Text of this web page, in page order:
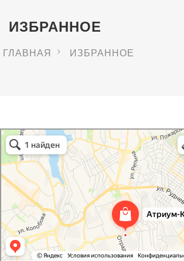
ИЗБРАННОЕ
ГЛАВНАЯ ИЗБРАННОЕ
Атриум-Крым
Системы водоснабжения, отопления, канализации в
Снабжение строительных объектов в Севастополе